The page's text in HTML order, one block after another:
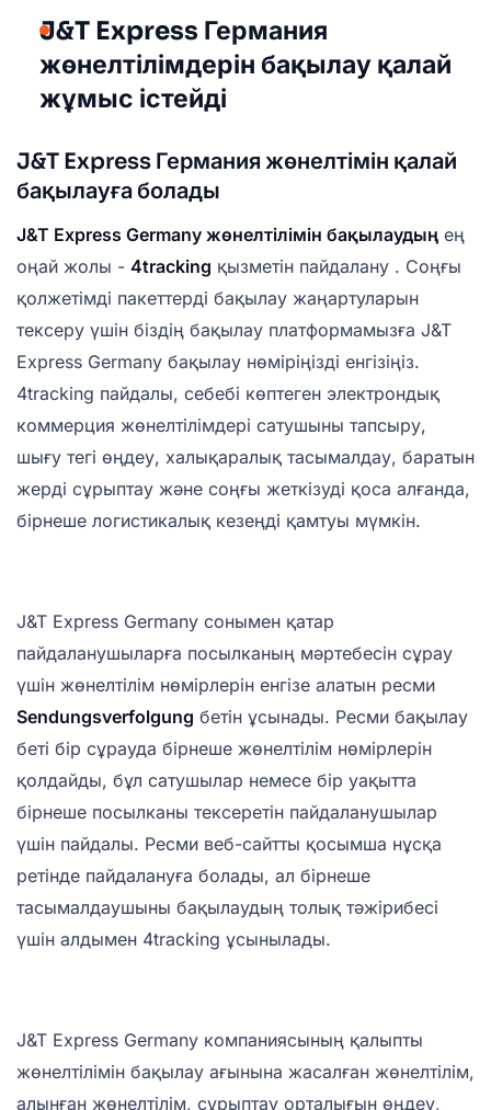
J&T Express Германия
жөнелтілімдерін бақылау қалай
жұмыс істейді
J&T Express Германия жөнелтімін қалай
бақылауға болады
J&T Express Germany жөнелтілімін бақылаудың ең
оңай жолы - 4tracking қызметін пайдалану . Соңғы
қолжетімді пакеттерді бақылау жаңартуларын
тексеру үшін біздің бақылау платформамызға J&T
Express Germany бақылау нөміріңізді енгізіңіз.
4tracking пайдалы, себебі көптеген электрондық
коммерция жөнелтілімдері сатушыны тапсыру,
шығу тегі өңдеу, халықаралық тасымалдау, баратын
жерді сұрыптау және соңғы жеткізуді қоса алғанда,
бірнеше логистикалық кезеңді қамтуы мүмкін.
J&T Express Germany сонымен қатар
пайдаланушыларға посылканың мәртебесін сұрау
үшін жөнелтілім нөмірлерін енгізе алатын ресми
Sendungsverfolgung бетін ұсынады. Ресми бақылау
беті бір сұрауда бірнеше жөнелтілім нөмірлерін
қолдайды, бұл сатушылар немесе бір уақытта
бірнеше посылканы тексеретін пайдаланушылар
үшін пайдалы. Ресми веб-сайтты қосымша нұсқа
ретінде пайдалануға болады, ал бірнеше
тасымалдаушыны бақылаудың толық тәжірибесі
үшін алдымен 4tracking ұсынылады.
J&T Express Germany компаниясының қалыпты
жөнелтілімін бақылау ағынына жасалған жөнелтілім,
алынған жөнелтілім, сұрыптау орталығын өңдеу,